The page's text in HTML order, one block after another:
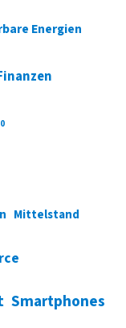
Energien
Mittelstand
Smartphones